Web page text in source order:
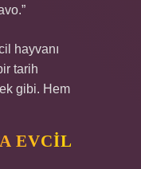
hayvanı
tarih
gibi. Hem
EVCIL